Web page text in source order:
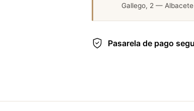
Gallego, 2 —
Pasarela de pago